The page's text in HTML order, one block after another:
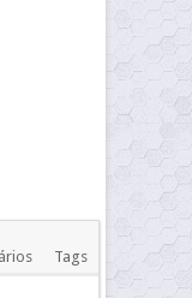
Tags